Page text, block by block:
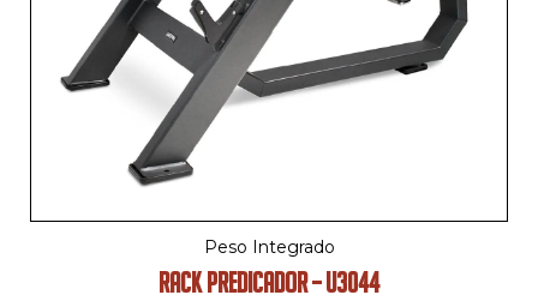
Peso Integrado
RACK PREDICADOR – U3044